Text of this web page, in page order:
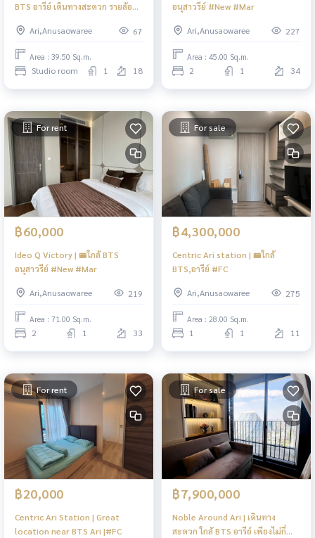
BTS อารีย์ เดินทางสะดวก รายล้อม
ชั้นนำAri,Anusaowaree 67
Area : 39.50 Sq.m.
Studio room 1 18
อนุสาวรีย์ #New #Mar
Ari,Anusaowaree 227
Area : 45.00 Sq.m.
2 1 34
For rent
฿60,000
Ideo Q Victory | 🚝ใกล้ BTS
อนุสาวรีย์ #New #Mar
Ari,Anusaowaree 219
Area : 71.00 Sq.m.
2 1 33
For sale
฿4,300,000
Centric Ari station | 🚝ใกล้
BTS,อารีย์ #FC
Ari,Anusaowaree 275
Area : 28.00 Sq.m.
1 1 11
For rent
฿20,000
Centric Ari Station | Great
location near BTS Ari |#FC
For sale
฿7,900,000
Noble Around Ari | เดินทาง
สะดวก ใกล้ BTS อารีย์ เพียงไม่กี่